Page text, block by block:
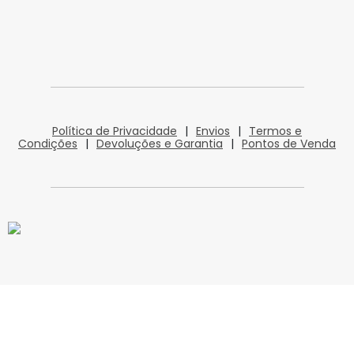
Condições | Devoluções e Garantia | Pontos de Venda